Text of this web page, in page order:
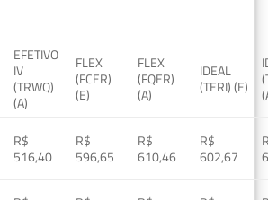
EFETIVO
IV
(TRWQ)
(A)
FLEX
(FCER)
(E)
FLEX
(FQER)
(A)
IDEAL
(TERI) (E)
R$
516,40
R$
596,65
R$
610,46
R$
602,67